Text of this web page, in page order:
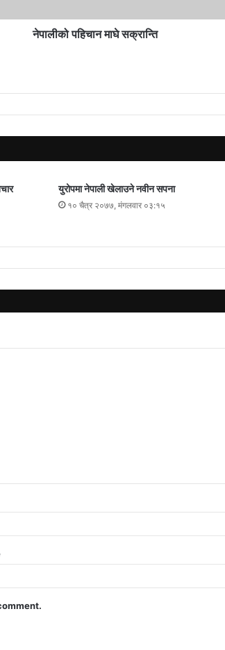
नेपालीको पहिचान माघे सक्रान्ति
युरोपमा नेपाली खेलाउने नवीन सपना
१० चैत्र २०७७, मंगलवार ०३:१५